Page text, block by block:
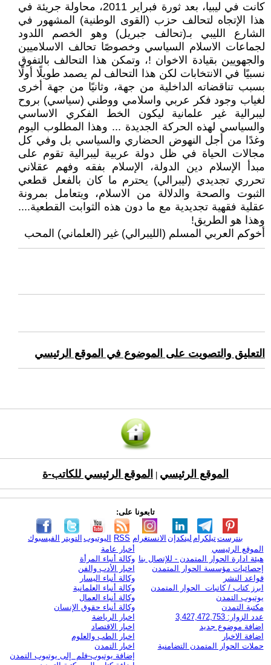
كانت في ليبيا، بعد ثورة فبراير 2011، محاولة جريئة في
هذا الإتجاه لتحالف حزب (القوى الوطنية) المشهور في
الشارع الليبي بـ(تحالف جبريل) وهو الخصم اللدود
لجماعات الاسلام السياسي وخصوصًا تحالف الاسلاميين
والجهويين بقيادة الاخوان !، وتمكن هذا التحالف بالتفوق
نسبيًا في الانتخابات لكن هذا التحالف لم يصمد طويلًا أولًا
بسبب تناقضاته الداخلية من جهة، وثانيًا من جهة أخرى
لغياب وجود فكر عربي واسلامي ووطني (سياسي) بروح
ليبرالية غير علمانية ليكون الخط الفكري الاساسي
والسياسي لهذه الحركة الجديدة ... وهذا المطلوب اليوم
وغدًا من أجل النهوض الحضاري والسياسي بل وفي كل
مجالات الحياة في ظل دولة عربية ليبرالية تقوم على
مبدأ الإسلام دين الدولة، الإسلام بفقه وفهم عقلاني
تحرري تجديدي (ليبرالي) يحترم ما كان بالفعل قطعي
الثبوت والصحة والدلالة من الاسلام، ويتعامل بمرونة
عقلية فقهية تجديدية مع ما دون هذه الثوابت القطعية....
وهذا هو الطريق!
أخوكم العربي المسلم (الليبرالي) غير (العلماني) المحب
التعليق والتصويت على الموضوع في الموقع الرئيسي
الموقع الرئيسي الموقع الرئيسي للكاتب-ة
تابعونا على:
الفيسبوك التويتر اليوتيوب RSS الانستغرام لينكدإن تيلكرامبنترست
الموقع الرئيسي
هيئة ادارة الحوار المتمدن - للإتصال بنا
إحصائيات مؤسسة الحوار المتمدن
قواعد النشر
ابرز كتاب / كاتبات الحوار المتمدن
يوتيوب التمدن
مكتبة التمدن
عدد الزوار: 3,427,472,753
اضافة موضوع جديد
اضافة الاخبار
حملات الحوار المتمدن التضامنية
أخبار عامة
وكالة أنباء المرأة
اخبار الأدب والفن
وكالة أنباء اليسار
وكالة أنباء العلمانية
وكالة أنباء العمال
وكالة أنباء حقوق الإنسان
اخبار الرياضة
اخبار الاقتصاد
اخبار الطب والعلوم
اخبار التمدن
إضافة يوتيوب-فلم إلى يوتيوب التمدن